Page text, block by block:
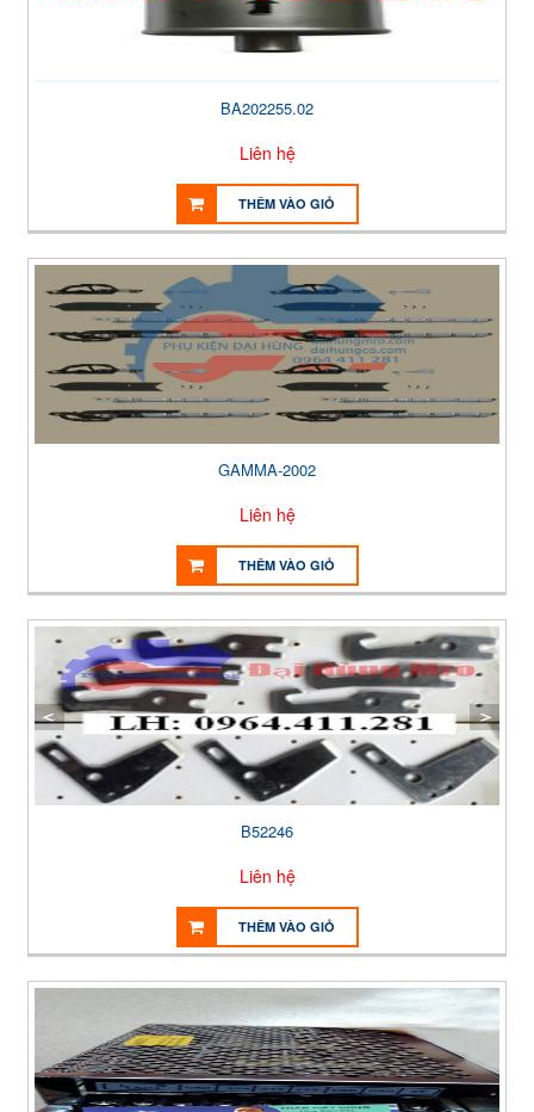
BA202255.02
Liên hệ
THÊM VÀO GIỎ
GAMMA-2002
Liên hệ
THÊM VÀO GIỎ
B52246
Liên hệ
THÊM VÀO GIỎ